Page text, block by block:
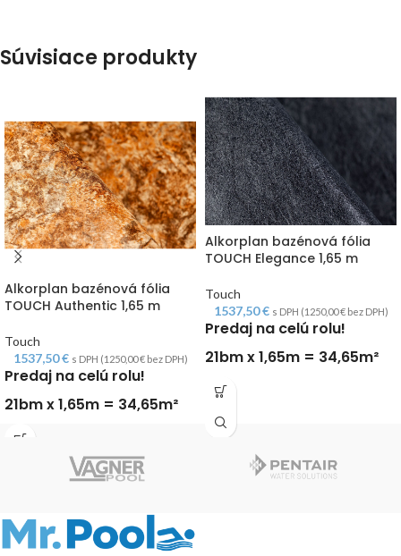
Súvisiace produkty
Alkorplan bazénová fólia
TOUCH Authentic 1,65 m
Touch
1537,50€ s DPH (1250,00€bez DPH)
Predaj na celú rolu!
21bm x 1,65m = 34,65m²
Alkorplan bazénová fólia
TOUCH Elegance 1,65 m
Touch
1537,50€ s DPH (1250,00€bez DPH)
Predaj na celú rolu!
21bm x 1,65m = 34,65m²